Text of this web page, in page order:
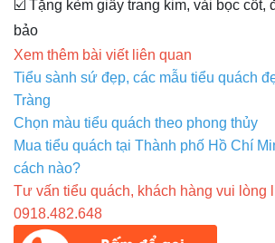
☑️ Tặng kèm giấy trang kim, vải bọc cốt,
bảo
Xem thêm bài viết liên quan
Tiểu sành sứ đẹp, các mẫu tiểu quách
Tràng
Chọn màu tiểu quách theo phong thủy
Mua tiểu quách tại Thành phố Hồ Chí
cách nào?
Tư vấn tiểu quách, khách hàng vui lòng
0918.482.648